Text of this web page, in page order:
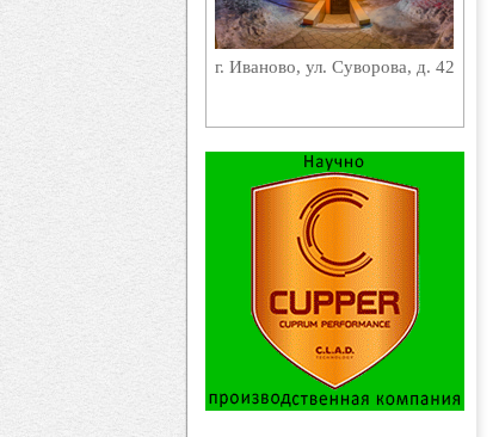
г. Иваново, ул. Суворова, д. 42